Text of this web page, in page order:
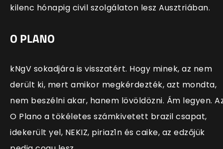
kilenc hónapig civil szolgálaton lesz Ausztriában.
O PLANO
kNgV sokadjára is visszatért. Hogy minek, az nem
derült ki, mert amikor megkérdezték, azt mondta,
nem beszélni akar, hanem lövöldözni. Ám legyen.
O Plano a tökéletes számkivetett brazil csapat,
idekerült yel, NEKIZ, piriaz1n és caike, az edzőjük